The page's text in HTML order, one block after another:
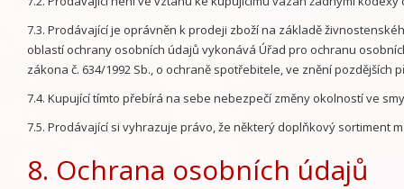
7.3. Prodávající je oprávněn k prodeji zboží na základě
oblastí ochrany osobních údajů vykonává Úřad pro ochranu
zákona č. 634/1992 Sb., o ochraně spotřebitele, ve znění pozdějších
7.4. Kupující tímto přebírá na sebe nebezpečí změny okolností ve
7.5. Prodávající si vyhrazuje právo, že některý doplňkový sortiment
8. Ochrana osobních údajů